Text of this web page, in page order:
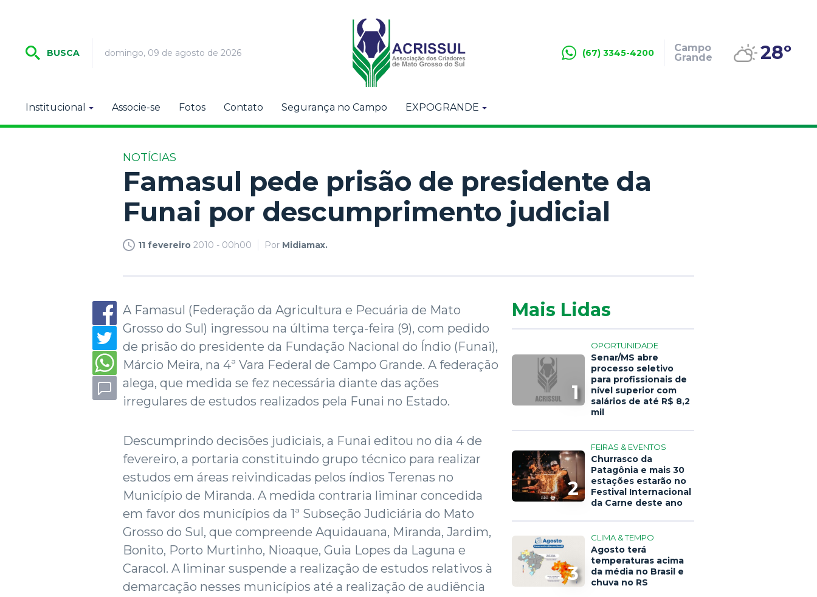
BUSCA domingo, 09 de agosto de 2026 (67) 3345-4200
Campo
Grande
28º
Institucional Associe-se Fotos Contato Segurança no Campo EXPOGRANDE
NOTÍCIAS
Famasul pede prisão de presidente da
Funai por descumprimento judicial
11 fevereiro 2010 - 00h00 Por Midiamax.
A Famasul (Federação da Agricultura e Pecuária de Mato
Grosso do Sul) ingressou na última terça-feira (9), com pedido
de prisão do presidente da Fundação Nacional do Índio (Funai),
Márcio Meira, na 4ª Vara Federal de Campo Grande. A federação
alega, que medida se fez necessária diante das ações
irregulares de estudos realizados pela Funai no Estado.
Descumprindo decisões judiciais, a Funai editou no dia 4 de
fevereiro, a portaria constituindo grupo técnico para realizar
estudos em áreas reivindicadas pelos índios Terenas no
Município de Miranda. A medida contraria liminar concedida
em favor dos municípios da 1ª Subseção Judiciária do Mato
Grosso do Sul, que compreende Aquidauana, Miranda, Jardim,
Bonito, Porto Murtinho, Nioaque, Guia Lopes da Laguna e
Caracol. A liminar suspende a realização de estudos relativos à
demarcação nesses municípios até a realização de audiência
Mais Lidas
1
OPORTUNIDADE
Senar/MS abre
processo seletivo
para profissionais de
nível superior com
salários de até R$ 8,2
mil
2
FEIRAS & EVENTOS
Churrasco da
Patagônia e mais 30
estações estarão no
Festival Internacional
da Carne deste ano
3
CLIMA & TEMPO
Agosto terá
temperaturas acima
da média no Brasil e
chuva no RS